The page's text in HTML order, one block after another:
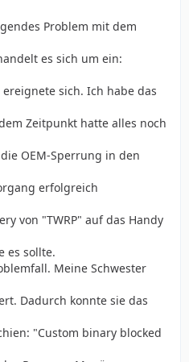
Problem mit dem
es sich um ein:
ereignete sich. Ich habe das
Zeitpunkt hatte alles noch
OEM-Sperrung in den
erfolgreich
von "TWRP" auf das Handy
es sollte.
Meine Schwester
Dadurch konnte sie das
"Custom binary blocked